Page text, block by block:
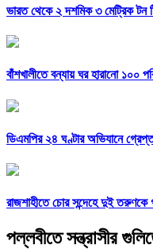
ভারত থেকে ২ দশমিক ৩ মেট্রিক টন
বাঁশখালীতে বন্যায় ঘর হারানো ১০০
ডিএমপির ২৪ ঘণ্টার অভিযানে
রাজশাহীতে চোর সন্দেহে দুই তরুণকে
পল্লবীতে সন্ত্রাসীর